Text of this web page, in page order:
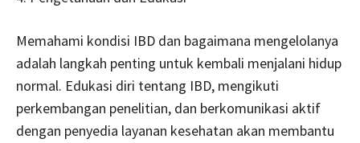
Memahami kondisi IBD dan bagaimana mengelolanya
adalah langkah penting untuk kembali menjalani hidup
normal. Edukasi diri tentang IBD, mengikuti
perkembangan penelitian, dan berkomunikasi aktif
dengan penyedia layanan kesehatan akan membantu